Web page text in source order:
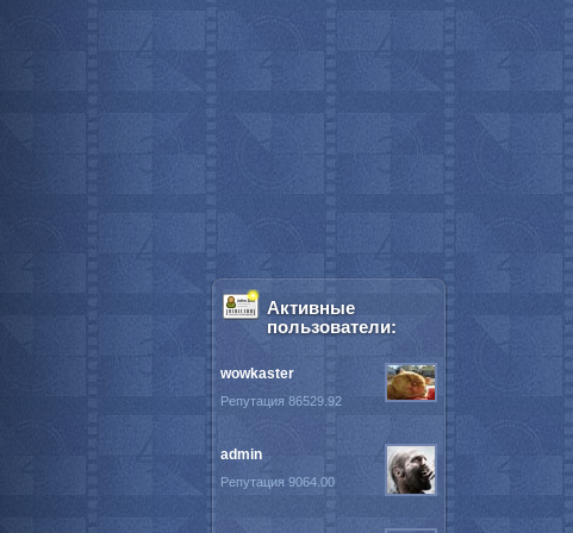
Активные
пользователи:
wowkaster
Репутация 86529.92
admin
Репутация 9064.00